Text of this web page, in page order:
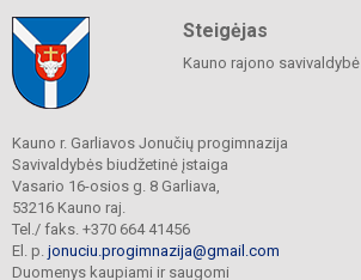
Steigėjas
Kauno rajono savivaldybė
Kauno r. Garliavos Jonučių progimnazija
Savivaldybės biudžetinė įstaiga
Vasario 16-osios g. 8 Garliava,
53216 Kauno raj.
Tel./ faks. +370 664 41456
El. p. jonuciu.progimnazija@gmail.com
Duomenys kaupiami ir saugomi